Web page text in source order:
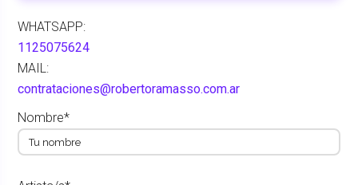
WHATSAPP:
1125075624
MAIL:
contrataciones@robertoramasso.com.ar
Nombre*